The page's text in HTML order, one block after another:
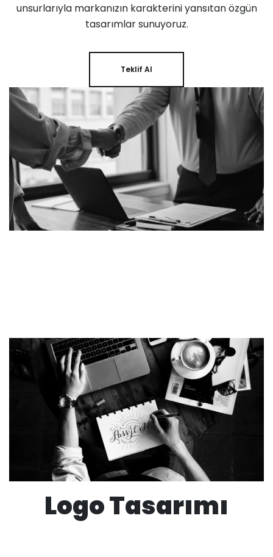
unsurlarıyla markanızın karakterini yansıtan özgün
tasarımlar sunuyoruz.
Teklif Al
Logo Tasarımı